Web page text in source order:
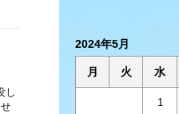
し
2024年5月
月 火 水
1